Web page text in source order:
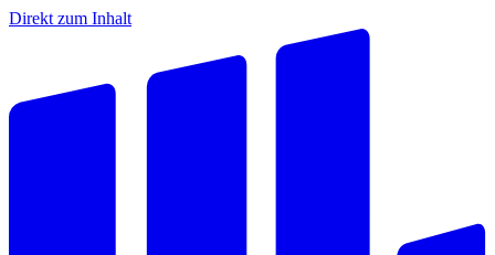
Direkt zum Inhalt